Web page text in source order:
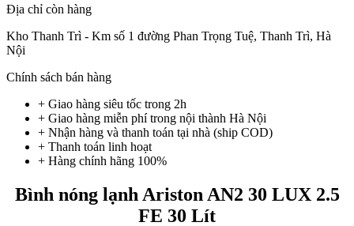
Địa chỉ còn hàng
Kho Thanh Trì - Km số 1 đường Phan Trọng Tuệ, Thanh Trì, Hà
Nội
Chính sách bán hàng
+ Giao hàng siêu tốc trong 2h
+ Giao hàng miễn phí trong nội thành Hà Nội
+ Nhận hàng và thanh toán tại nhà (ship COD)
+ Thanh toán linh hoạt
+ Hàng chính hãng 100%
Bình nóng lạnh Ariston AN2 30 LUX 2.5
FE 30 Lít